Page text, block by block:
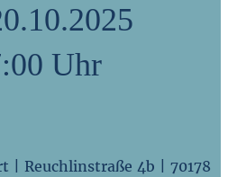
Uhr
| Reuchlinstraße 4b | 70178